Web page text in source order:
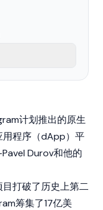
计划推出的原生
用程序 （dApp）平
Pavel Durov和他的
打破了历史上第二
筹集了17亿美